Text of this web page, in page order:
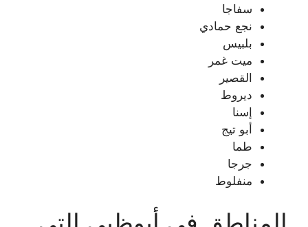
سفاجا
نجع حمادي
بلبيس
ميت غمر
القصير
ديروط
إسنا
أبو تيج
طما
جرجا
منفلوط